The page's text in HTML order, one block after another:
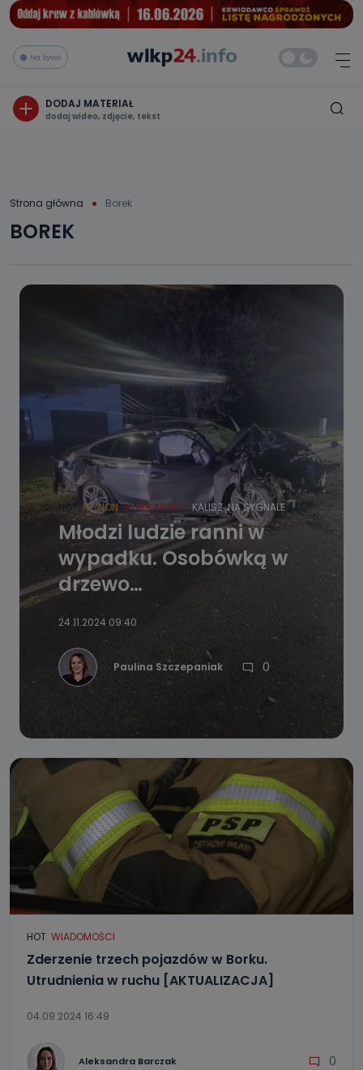
Na żywo
DODAJ MATERIAŁ
dodaj wideo, zdjęcie, tekst
Strona główna Borek
BOREK
HOT REGION WIADOMOŚCI KALISZ NA SYGNALE
Młodzi ludzie ranni w
wypadku. Osobówką w
drzewo…
24.11.2024 09:40
Paulina Szczepaniak 0
HOT WIADOMOŚCI
Zderzenie trzech pojazdów w Borku.
Utrudnienia w ruchu [AKTUALIZACJA]
04.09.2024 16:49
Aleksandra Barczak 0